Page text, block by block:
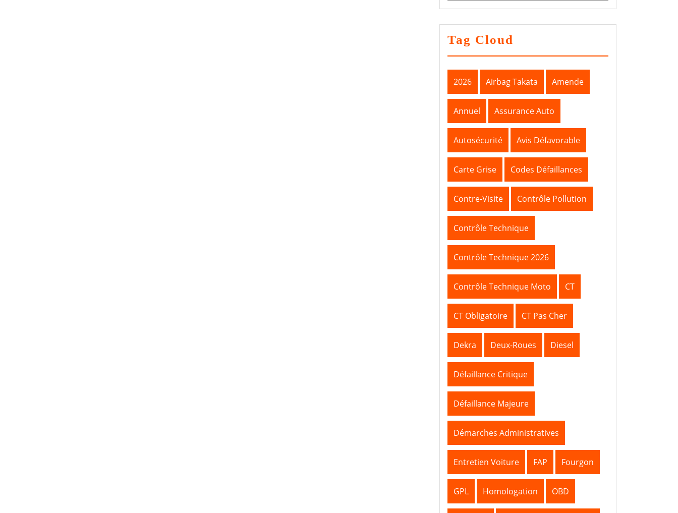
Tag Cloud
2026 Airbag Takata Amende
Annuel Assurance Auto
Autosécurité Avis Défavorable
Carte Grise Codes Défaillances
Contre-Visite Contrôle Pollution
Contrôle Technique
Contrôle Technique 2026
Contrôle Technique Moto CT
CT Obligatoire CT Pas Cher
Dekra Deux-Roues Diesel
Défaillance Critique
Défaillance Majeure
Démarches Administratives
Entretien Voiture FAP Fourgon
GPL Homologation OBD